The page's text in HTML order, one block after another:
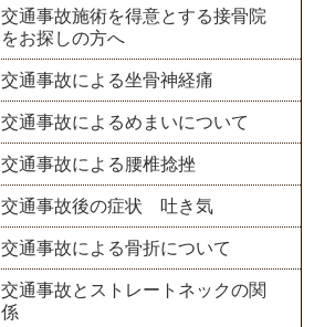
交通事故施術を得意とする接骨院
をお探しの方へ
交通事故による坐骨神経痛
交通事故によるめまいについて
交通事故による腰椎捻挫
交通事故後の症状 吐き気
交通事故による骨折について
交通事故とストレートネックの関
係